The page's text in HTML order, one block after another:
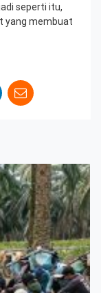
seperti itu,
yang membuat